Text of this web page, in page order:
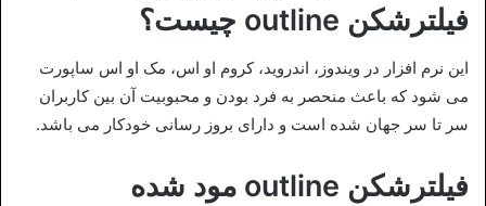
فیلترشکن outline چیست؟
این نرم افزار در ویندوز، اندروید، کروم او اس، مک او اس ساپورت
می شود که باعث منحصر به فرد بودن و محبوبیت آن بین کاربران
سر تا سر جهان شده است و دارای بروز رسانی خودکار می باشد.
فیلترشکن outline مود شده